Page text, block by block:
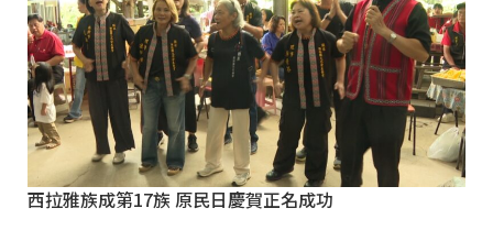
西拉雅族成第17族 原民日慶賀正名成功